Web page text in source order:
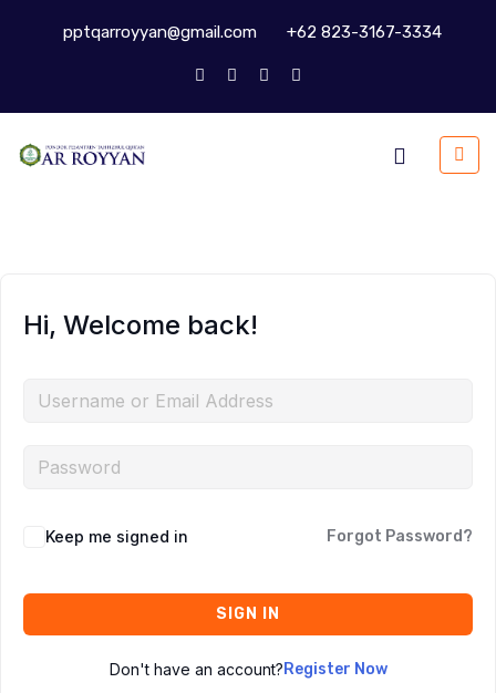
pptqarroyyan@gmail.com +62 823-3167-3334
Hi, Welcome back!
Keep me signed in Forgot Password?
SIGN IN
Don't have an account?Register Now